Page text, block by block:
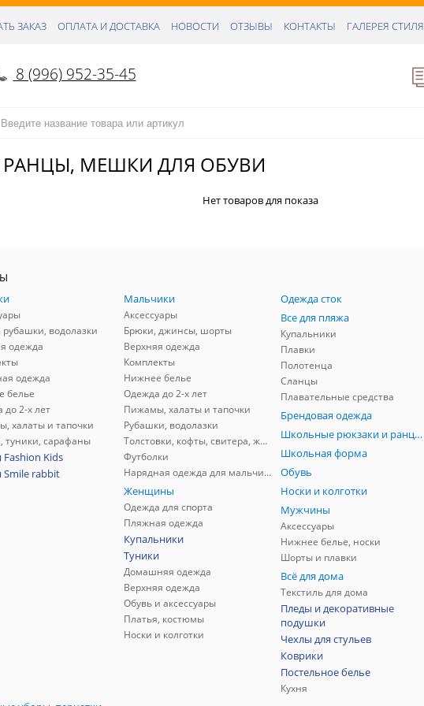
ЗАКАЗ ОПЛАТА И ДОСТАВКА НОВОСТИ ОТЗЫВЫ КОНТАКТЫ ГАЛЕРЕЯ СТИЛЯ
8 (996) 952-35-45
МЕШКИ ДЛЯ ОБУВИ
Нет товаров для показа
рубашки, водолазки
одежда
одежда
белье
до 2-х лет
халаты и тапочки
туники, сарафаны
Fashion Kids
Smile rabbit
Мальчики
Аксессуары
Брюки, джинсы, шорты
Верхняя одежда
Комплекты
Нижнее белье
Одежда до 2-х лет
Пижамы, халаты и тапочки
Рубашки, водолазки
Толстовки, кофты, свитера, жилеты
Футболки
Нарядная одежда для мальчиков
Одежда сток
Все для пляжа
Купальники
Плавки
Полотенца
Сланцы
Плавательные средства
Брендовая одежда
Школьные рюкзаки и ранцы, мешки для обуви
Школьная форма
Обувь
Женщины
Одежда для спорта
Пляжная одежда
Купальники
Туники
Домашняя одежда
Верхняя одежда
Обувь и аксессуары
Платья, костюмы
Носки и колготки
Носки и колготки
Мужчины
Аксессуары
Нижнее белье, носки
Шорты и плавки
Всё для дома
Текстиль для дома
Пледы и декоративные
подушки
Чехлы для стульев
Коврики
Постельное белье
Кухня